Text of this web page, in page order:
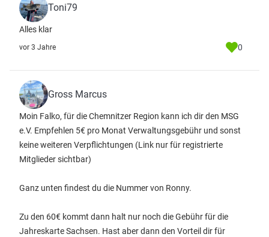
Toni79
Alles klar
vor 3 Jahre 0
Gross Marcus
Moin Falko, für die Chemnitzer Region kann ich dir den MSG
e.V. Empfehlen 5€ pro Monat Verwaltungsgebühr und sonst
keine weiteren Verpflichtungen (Link nur für registrierte
Mitglieder sichtbar)
Ganz unten findest du die Nummer von Ronny.
Zu den 60€ kommt dann halt nur noch die Gebühr für die
Jahreskarte Sachsen. Hast aber dann den Vorteil dir für